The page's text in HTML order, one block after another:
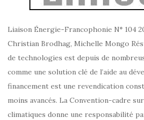
Liaison Énergie-Francophonie N° 104
Christian Brodhag, Michelle Mongo
de technologies est depuis de
comme une solution clé de l’aide au
financement est une revendication
moins avancés. La Convention-cadre
climatiques donne une responsabilité